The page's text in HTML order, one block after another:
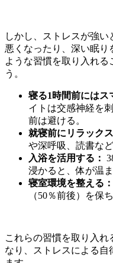
しかし、ストレスが強
悪くなったり、深い眠
ような習慣を取り入れる
う。
寝る1時間前にはス
イトは交感神経を
前は避ける。
就寝前にリラック
や深呼吸、読書な
入浴を活用する：
浸かると、体が温
寝室環境を整える：
（50％前後）を保
これらの習慣を取り入れ
なり、ストレスによる自